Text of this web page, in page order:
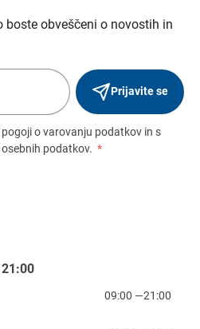
boste obveščeni o novostih in
Prijavite se
o varovanju podatkov in s
podatkov. *
09:00 —21:00